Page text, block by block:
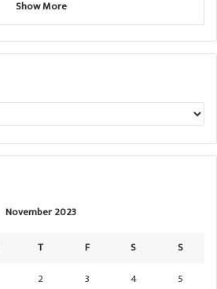
Show More
November 2023
T F S
S
2 3 4
5